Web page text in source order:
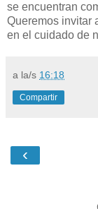
se encuentran
Queremos invitar
en el cuidado de
a la/s 16:18
Compartir
‹